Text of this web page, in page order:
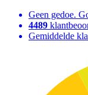
Geen gedoe.
4489
Gemiddelde